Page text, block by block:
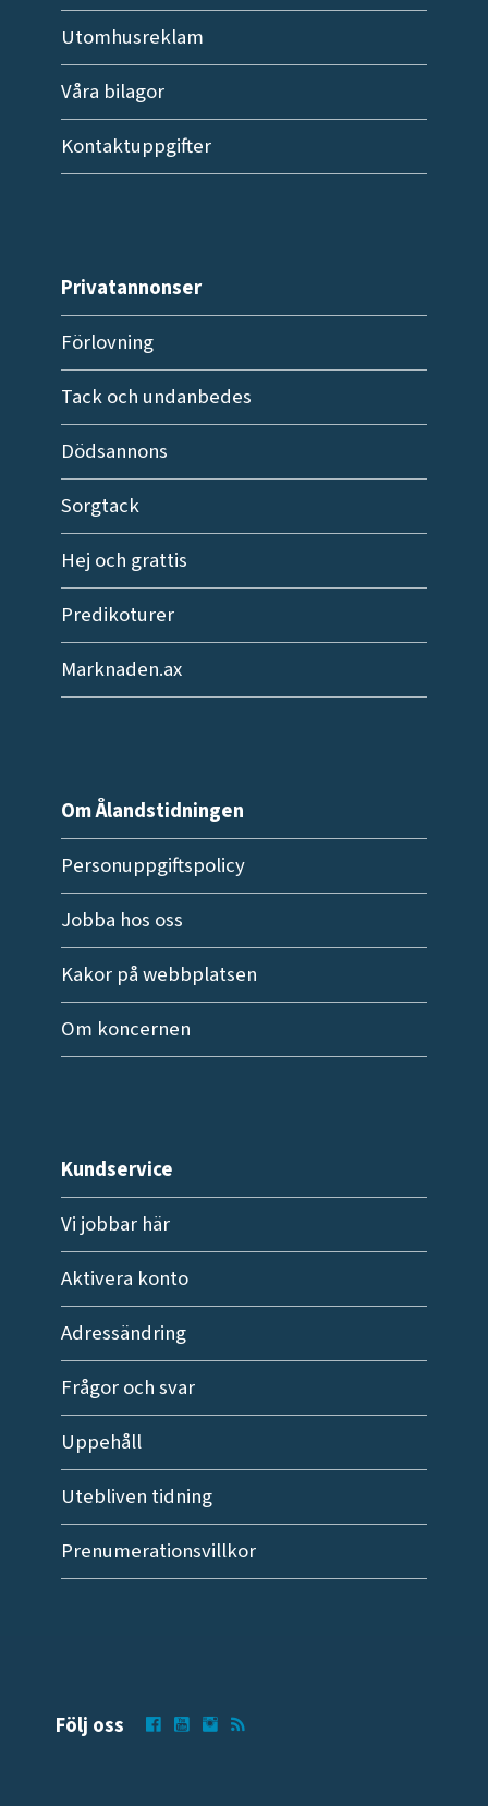
Utomhusreklam
Våra bilagor
Kontaktuppgifter
Privatannonser
Förlovning
Tack och undanbedes
Dödsannons
Sorgtack
Hej och grattis
Predikoturer
Marknaden.ax
Om Ålandstidningen
Personuppgiftspolicy
Jobba hos oss
Kakor på webbplatsen
Om koncernen
Kundservice
Vi jobbar här
Aktivera konto
Adressändring
Frågor och svar
Uppehåll
Utebliven tidning
Prenumerationsvillkor
Följ oss